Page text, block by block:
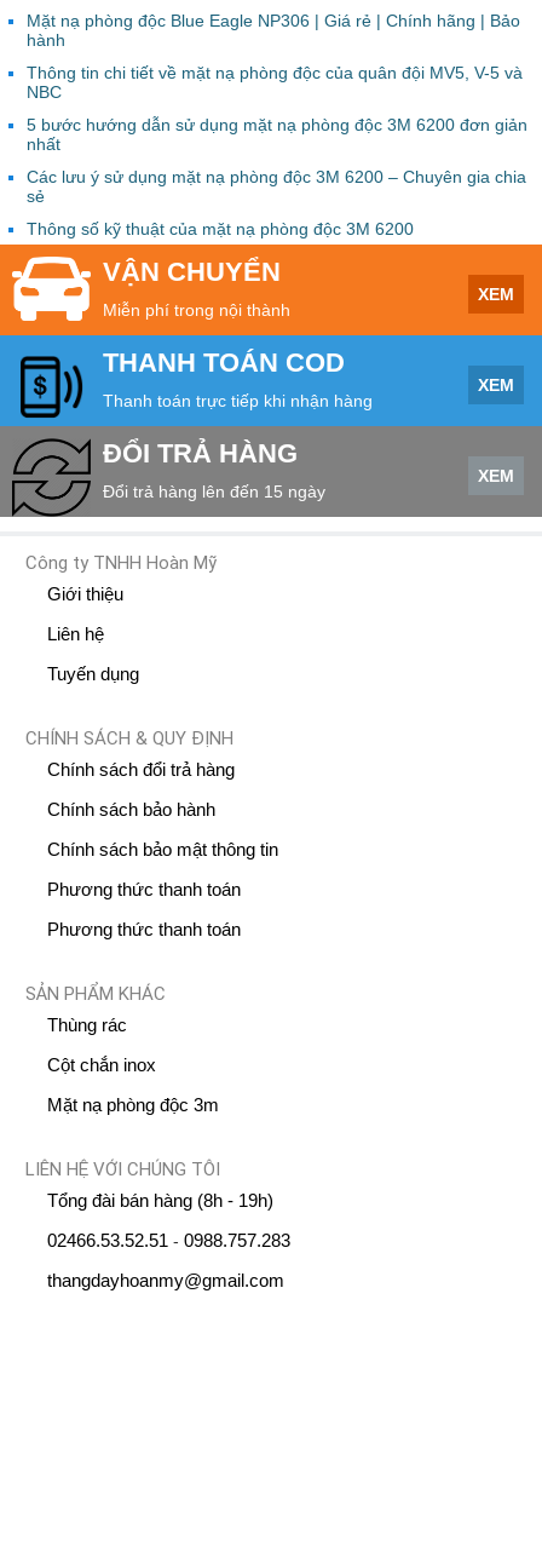
Mặt nạ phòng độc Blue Eagle NP306 | Giá rẻ | Chính hãng | Bảo
hành
Thông tin chi tiết về mặt nạ phòng độc của quân đội MV5, V-5 và
NBC
5 bước hướng dẫn sử dụng mặt nạ phòng độc 3M 6200 đơn giản
nhất
Các lưu ý sử dụng mặt nạ phòng độc 3M 6200 – Chuyên gia chia
sẻ
Thông số kỹ thuật của mặt nạ phòng độc 3M 6200
VẬN CHUYỂN
Miễn phí trong nội thành
XEM
THANH TOÁN COD
Thanh toán trực tiếp khi nhận hàng
XEM
ĐỔI TRẢ HÀNG
Đổi trả hàng lên đến 15 ngày
XEM
Công ty TNHH Hoàn Mỹ
Giới thiệu
Liên hệ
Tuyến dụng
CHÍNH SÁCH & QUY ĐỊNH
Chính sách đổi trả hàng
Chính sách bảo hành
Chính sách bảo mật thông tin
Phương thức thanh toán
Phương thức thanh toán
SẢN PHẨM KHÁC
Thùng rác
Cột chắn inox
Mặt nạ phòng độc 3m
LIÊN HỆ VỚI CHÚNG TÔI
Tổng đài bán hàng (8h - 19h)
02466.53.52.51 - 0988.757.283
thangdayhoanmy@gmail.com